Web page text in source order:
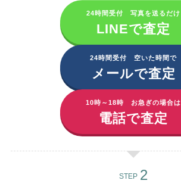
24時間受付 写真を送るだけ
LINEで査定
24時間受付 空いた時間で
メールで査定
10時～18時 お急ぎの場合は
電話で査定
STEP